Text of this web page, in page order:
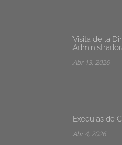
Visita de la
Abr 13, 2026
Exequias de
Abr 4, 2026